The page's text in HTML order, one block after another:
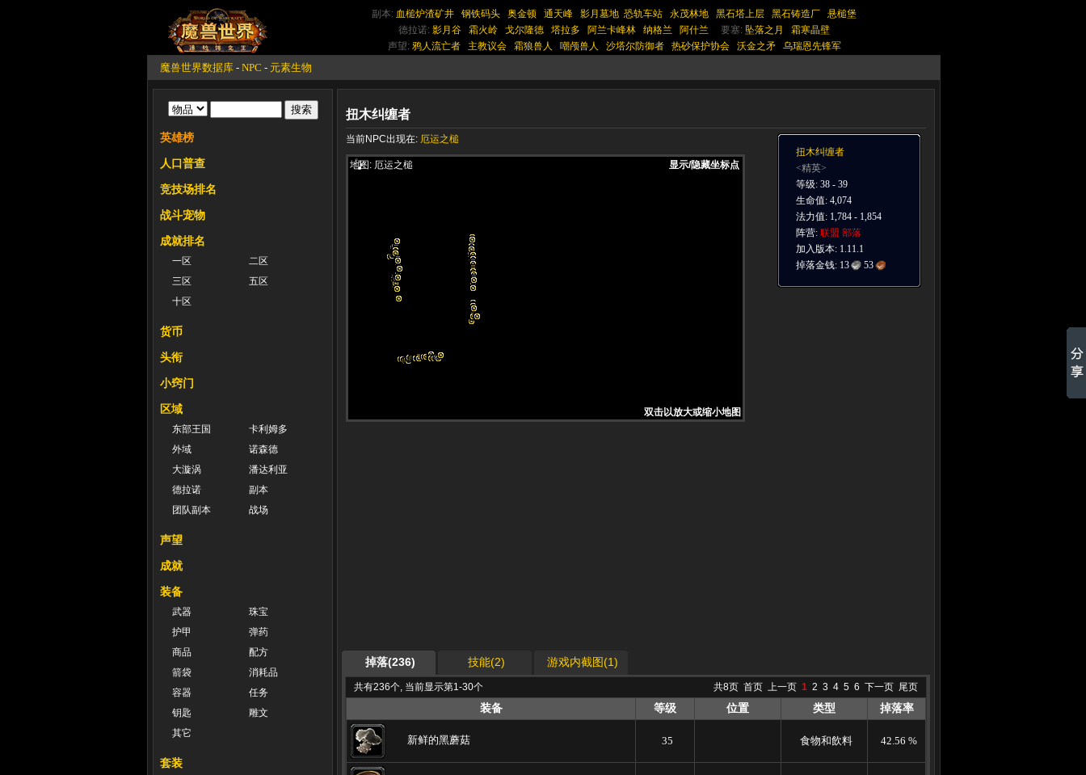
副本: 血槌炉渣矿井 钢铁码头 奥金顿 通天峰 影月墓地 恐轨车站 永茂林地 黑石塔上层 黑石铸造厂
悬槌堡
德拉诺: 影月谷 霜火岭 戈尔隆德 塔拉多 阿兰卡峰林 纳格兰 阿什兰 要塞: 坠落之月
霜寒晶壁
声望: 鸦人流亡者 主教议会 霜狼兽人 嘲颅兽人 沙塔尔防御者 热砂保护协会 沃金之矛 乌瑞恩先锋军
魔兽世界数据库 - NPC - 元素生物
英雄榜
人口普查
竞技场排名
战斗宠物
成就排名
一区
二区
三区
五区
十区
货币
头衔
小窍门
区域
东部王国
卡利姆多
外域
诺森德
大漩涡
潘达利亚
德拉诺
副本
团队副本
战场
声望
成就
装备
武器
珠宝
护甲
弹药
商品
配方
箭袋
消耗品
容器
任务
钥匙
雕文
其它
套装
扭木纠缠者
当前NPC出现在: 厄运之槌
双击以放大或缩小地图
双击以放大或缩小地图
双击以放大或缩小地图
双击以放大或缩小地图
双击以放大或缩小地图
双击以放大或缩小地图
双击以放大或缩小地图
双击以放大或缩小地图
双击以放大或缩小地图
地图: 厄运之槌 显示/隐藏坐标点
显示/隐藏坐标点
显示/隐藏坐标点
显示/隐藏坐标点
显示/隐藏坐标点
显示/隐藏坐标点
显示/隐藏坐标点
显示/隐藏坐标点
显示/隐藏坐标点
扭木纠缠者
<精英>
等级: 38 - 39
生命值: 4,074
法力值: 1,784 - 1,854
阵营: 联盟 部落
加入版本: 1.11.1
掉落金钱: 13 53
掉落(236) 技能(2) 游戏内截图(1)
共有236个, 当前显示第1-30个 共8页 首页 上一页 1 2 3 4 5 6 下一页 尾页
装备 等级 位置 类型 掉落率
新鲜的黑蘑菇 35 食物和飲料 42.56 %